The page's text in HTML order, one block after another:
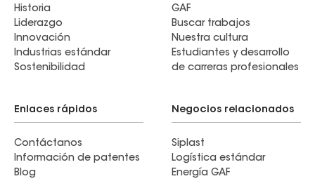
Historia
Liderazgo
Innovación
Industrias estándar
Sostenibilidad
GAF
Buscar trabajos
Nuestra cultura
Estudiantes y desarrollo
de carreras profesionales
Enlaces rápidos
Contáctanos
Información de patentes
Blog
Negocios relacionados
Siplast
Logística estándar
Energía GAF